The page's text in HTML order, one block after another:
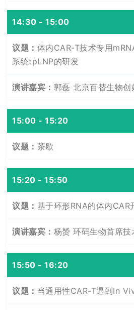
14:30 - 15:00
体内CAR-T技术专用
系统tpLNP的研发
郭磊 北京百替生物创
15:00 - 15:20
茶歇
15:20 - 15:50
基于环形RNA的体内CAR
杨赟 环码生物首席技
15:50 - 16:20
当通用性CAR-T遇到In